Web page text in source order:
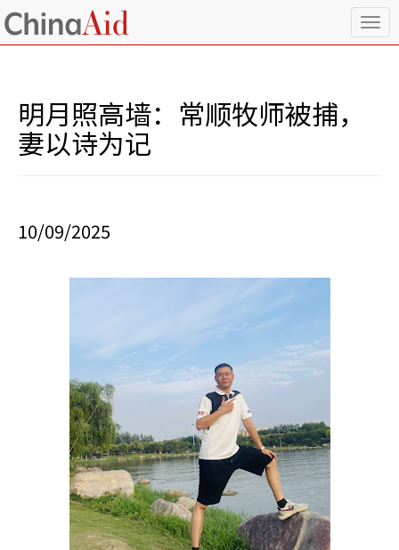
T
o
明月照高墙：常顺牧师被捕，
妻以诗为记
10/09/2025